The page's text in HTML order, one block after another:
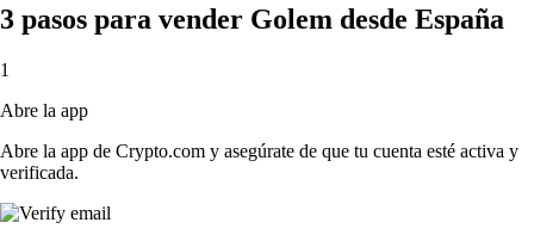
3 pasos para vender Golem desde España
1
Abre la app
Abre la app de Crypto.com y asegúrate de que tu cuenta esté activa y
verificada.